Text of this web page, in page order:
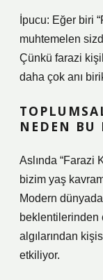
İpucu: Eğer biri
muhtemelen
Çünkü farazi
daha çok anı
NEDEN BU
Aslında “Farazi
bizim yaş
Modern
beklentilerinden
algılarından
etkiliyor.